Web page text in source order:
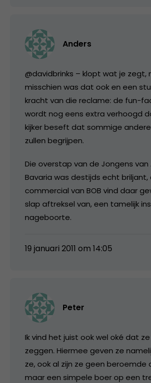
Anders
@davidbrinks – klopt wat je zegt,
misschien was dat ook en een
kracht van die reclame: de fun-
wordt nog eens extra verhoogd
kijker beseft dat sommige
zullen begrijpen.
Die overstap van de Jongens
Bavaria was destijds echt briljant,
commercial van BOB vind daar
slap aftreksel van, een tamelijk
nageboorte.
19 januari 2011 om 14:05
Peter
Ik vind het juist ook wel oké dat
zeggen. Hiermee geven ze
ze, ook al zijn ze geen beroemde
maar een simpele boer op een